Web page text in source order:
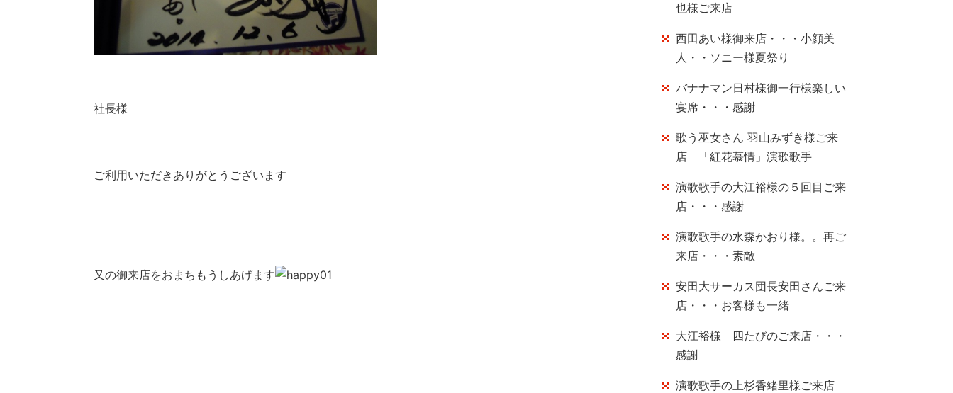
社長様
ご利用いただきありがとうございます
又の御来店をおまちもうしあげます
也様ご来店
西田あい様御来店・・・小顔美
人・・ソニー様夏祭り
バナナマン日村様御一行様楽しい
宴席・・・感謝
歌う巫女さん 羽山みずき様ご来
店 「紅花慕情」演歌歌手
演歌歌手の大江裕様の５回目ご来
店・・・感謝
演歌歌手の水森かおり様。。再ご
来店・・・素敵
安田大サーカス団長安田さんご来
店・・・お客様も一緒
大江裕様 四たびのご来店・・・
感謝
演歌歌手の上杉香緒里様ご来店